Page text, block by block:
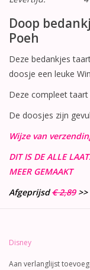
Doop
Poeh
Deze bedankjes
doosje een leuke
Deze compleet taart
De doosjes zijn
Wijze van
DIT IS DE ALLE
MEER GEMAAKT
Afgeprijsd € 2,89 >>
Disney
Aan verlanglijst